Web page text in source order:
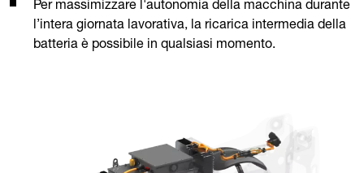
Per massimizzare l'autonomia della macchina durante
l’intera giornata lavorativa, la ricarica intermedia della
batteria è possibile in qualsiasi momento.